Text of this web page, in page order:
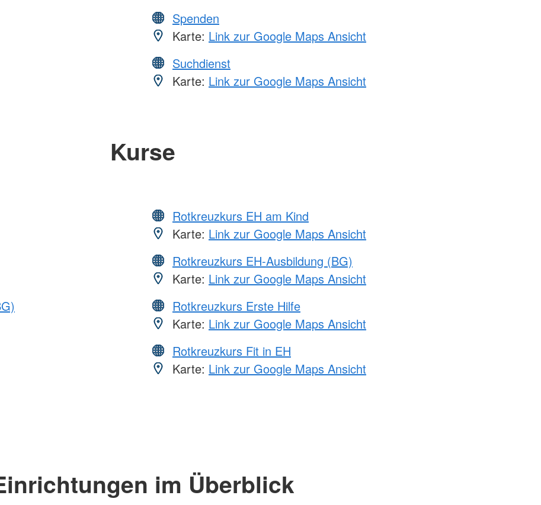
Spenden
Karte: Link zur Google Maps Ansicht
Suchdienst
Karte: Link zur Google Maps Ansicht
Kurse
Rotkreuzkurs EH am Kind
Karte: Link zur Google Maps Ansicht
Rotkreuzkurs EH-Ausbildung (BG)
Karte: Link zur Google Maps Ansicht
Rotkreuzkurs Erste Hilfe
Karte: Link zur Google Maps Ansicht
Rotkreuzkurs Fit in EH
Karte: Link zur Google Maps Ansicht
im Überblick